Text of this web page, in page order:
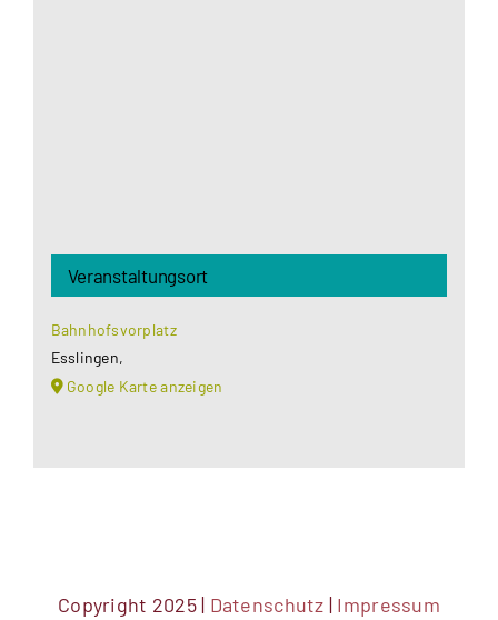
Veranstaltungsort
Bahnhofsvorplatz
Esslingen,
Google Karte anzeigen
Copyright 2025 | Datenschutz | Impressum